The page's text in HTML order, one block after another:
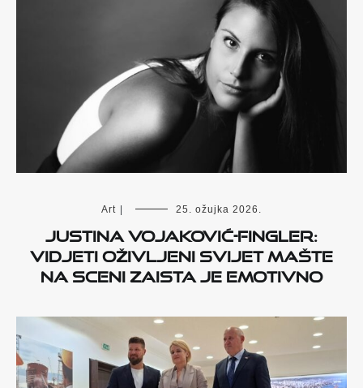
Art 25. ožujka 2026.
Justina Vojaković-Fingler:
Vidjeti oživljeni svijet mašte
na sceni zaista je emotivno